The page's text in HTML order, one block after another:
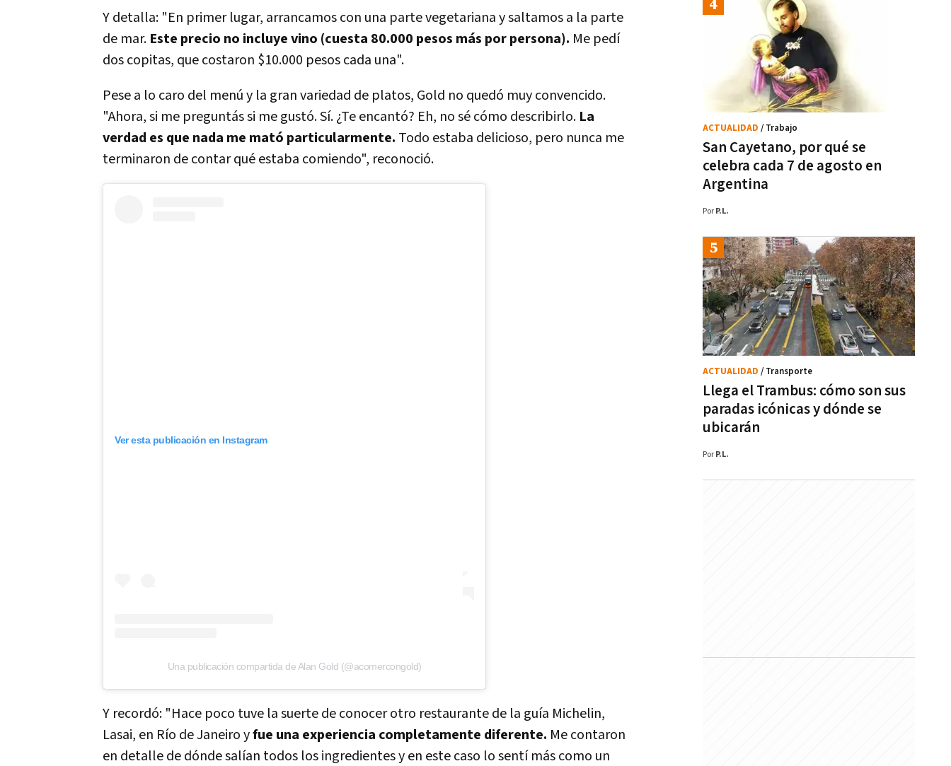
Y detalla: "En primer lugar, arrancamos con una parte vegetariana y saltamos a la parte
de mar. Este precio no incluye vino (cuesta 80.000 pesos más por persona). Me pedí
dos copitas, que costaron $10.000 pesos cada una".
Pese a lo caro del menú y la gran variedad de platos, Gold no quedó muy convencido.
"Ahora, si me preguntás si me gustó. Sí. ¿Te encantó? Eh, no sé cómo describirlo. La
verdad es que nada me mató particularmente. Todo estaba delicioso, pero nunca me
terminaron de contar qué estaba comiendo", reconoció.
Ver esta publicación en Instagram
Una publicación compartida de Alan Gold (@acomercongold)
Y recordó: "Hace poco tuve la suerte de conocer otro restaurante de la guía Michelin,
Lasai, en Río de Janeiro yfue una experiencia completamente diferente. Me contaron
en detalle de dónde salían todos los ingredientes y en este caso lo sentí más como un
San Cayetano, por qué se
celebra cada 7 de agosto en
Argentina
ACTUALIDAD / Trabajo
Por P.L.
Llega el Trambus: cómo son sus
paradas icónicas y dónde se
ubicarán
ACTUALIDAD / Transporte
Por P.L.